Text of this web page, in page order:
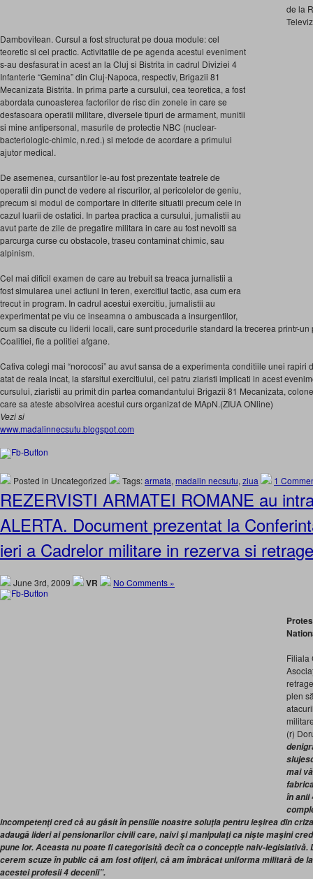
de la
Dambovitean. Cursul a fost structurat pe doua module: cel
teoretic si cel practic. Activitatile de pe agenda acestui eveniment
s-au desfasurat in acest an la Cluj si Bistrita in cadrul Diviziei 4
Infanterie “Gemina” din Cluj-Napoca, respectiv, Brigazii 81
Mecanizata Bistrita. In prima parte a cursului, cea teoretica, a fost
abordata cunoasterea factorilor de risc din zonele in care se
desfasoara operatii militare, diversele tipuri de armament, munitii
si mine antipersonal, masurile de protectie NBC (nuclear-
bacteriologic-chimic, n.red.) si metode de acordare a primului
ajutor medical.
De asemenea, cursantilor le-au fost prezentate teatrele de
operatii din punct de vedere al riscurilor, al pericolelor de geniu,
precum si modul de comportare in diferite situatii precum cele in
cazul luarii de ostatici. In partea practica a cursului, jurnalistii au
avut parte de zile de pregatire militara in care au fost nevoiti sa
parcurga curse cu obstacole, traseu contaminat chimic, sau
alpinism.
Cel mai dificil examen de care au trebuit sa treaca jurnalistii a
fost simularea unei actiuni in teren, exercitiul tactic, asa cum era
trecut in program. In cadrul acestui exercitiu, jurnalistii au
experimentat pe viu ce inseamna o ambuscada a insurgentilor,
cum sa discute cu liderii locali, care sunt procedurile standard la trecerea printr-
Coalitiei, fie a politiei afgane.
Cativa colegi mai “norocosi” au avut sansa de a experimenta conditiile unei rapiri
atat de reala incat, la sfarsitul exercitiului, cei patru ziaristi implicati in acest
cursului, ziaristii au primit din partea comandantului Brigazii 81 Mecanizata,
care sa ateste absolvirea acestui curs organizat de MApN.(ZIUA ONline)
Vezi si
www.madalinnecsutu.blogspot.com
Posted in Uncategorized Tags:armata, madalin necsutu, ziua 1
REZERVISTI ARMATEI ROMANE au
ALERTA. Document prezentat la
ieri a Cadrelor militare in rezerva si
June 3rd, 2009 VR No Comments »
Filiala
plen
(r)
mai
în anii
incompetenţi cred că au găsit în pensiile noastre soluţia pentru ieşirea din
adaugă lideri ai pensionarilor civili care, naivi şi manipulaţi ca nişte maşini
pune lor. Aceasta nu poate fi categorisită decît ca o concepţie naiv-legislativă.
cerem scuze în public că am fost ofiţeri, că am îmbrăcat uniforma militară de
acestei profesii 4 decenii”.